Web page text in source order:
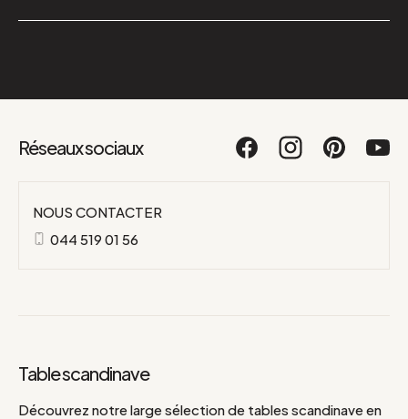
Réseaux sociaux
NOUS CONTACTER
044 519 01 56
Table scandinave
Découvrez notre large sélection de tables scandinave en